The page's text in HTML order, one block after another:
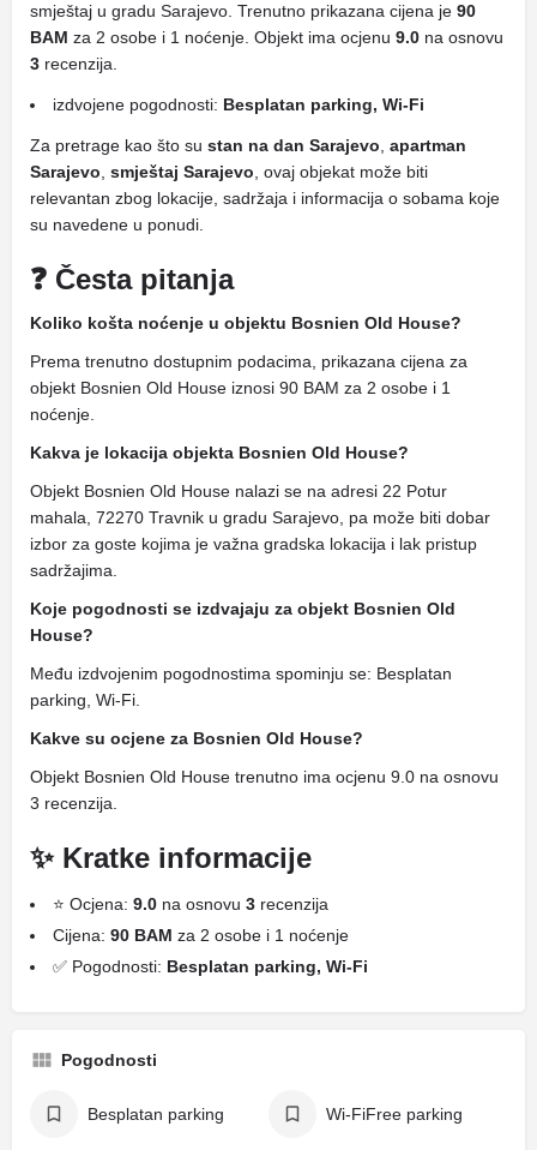
smještaj u gradu Sarajevo. Trenutno prikazana cijena je 90
BAM za 2 osobe i 1 noćenje. Objekt ima ocjenu 9.0 na osnovu
3 recenzija.
izdvojene pogodnosti: Besplatan parking, Wi-Fi
Za pretrage kao što su stan na dan Sarajevo apartman
Sarajevo smještaj Sarajevo , ovaj objekat može biti
relevantan zbog lokacije, sadržaja i informacija o sobama koje
su navedene u ponudi.
❓ Česta pitanja
Koliko košta noćenje u objektu Bosnien Old House?
Prema trenutno dostupnim podacima, prikazana cijena za
objekt Bosnien Old House iznosi 90 BAM za 2 osobe i 1
noćenje.
Kakva je lokacija objekta Bosnien Old House?
Objekt Bosnien Old House nalazi se na adresi 22 Potur
mahala, 72270 Travnik u gradu Sarajevo, pa može biti dobar
izbor za goste kojima je važna gradska lokacija i lak pristup
sadržajima.
Koje pogodnosti se izdvajaju za objekt Bosnien Old
House?
Među izdvojenim pogodnostima spominju se: Besplatan
parking, Wi-Fi.
Kakve su ocjene za Bosnien Old House?
Objekt Bosnien Old House trenutno ima ocjenu 9.0 na osnovu
3 recenzija.
✨ Kratke informacije
⭐ Ocjena: 9.0 na osnovu 3 recenzija
Cijena: 90 BAM za 2 osobe i 1 noćenje
✅ Pogodnosti: Besplatan parking, Wi-Fi
Pogodnosti
Besplatan parking Wi-FiFree parking